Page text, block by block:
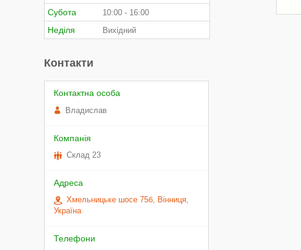
Субота 10:00 16:00
Неділя Вихідний
Контакти
Владислав
Склад 23
Хмельницьке шосе 75б, Вінниця,
Україна